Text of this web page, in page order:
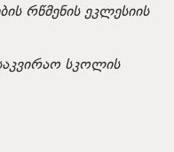
რწმენის ეკლესიის
სკოლის